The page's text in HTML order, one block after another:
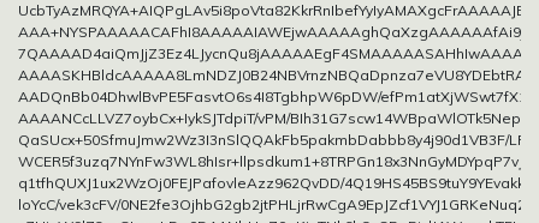
AADQnBb04DhwlBvPE5FasvtO6s4I8TgbhpW6pDW/
AAAANCcLLVZ7oybCx+IykSJTdpiT/vPM/
QaSUcx+50SfmuJmw2Wz3I3nSlQQAkFb5pakmbDabbb8y4j90d1VB3F/
q1tfhQUXJ1ux2WzOj0FEJPafovleAzz962QvDD/
loYcC/vek3cFV/